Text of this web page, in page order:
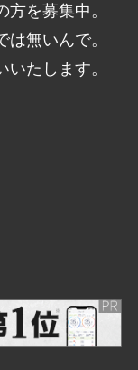
を募集中。
無いんで。
たします。